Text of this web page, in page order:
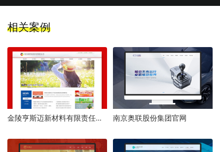
相关案例
金陵亨斯迈新材料有限责任公
南京奥联股份集团官网